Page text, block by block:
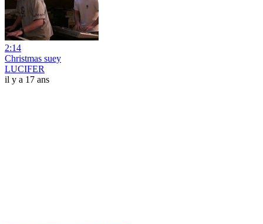
2:14
Christmas suey
LUCIFER
il y a 17 ans